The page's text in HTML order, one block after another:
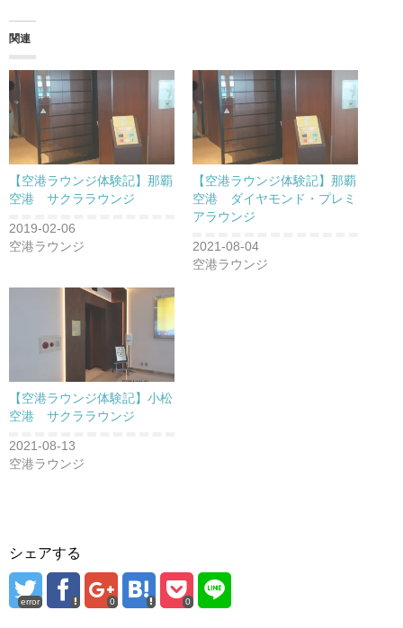
関連
【空港ラウンジ体験記】那覇
空港 サクララウンジ
2019-02-06
空港ラウンジ
【空港ラウンジ体験記】那覇
空港 ダイヤモンド・プレミ
アラウンジ
2021-08-04
空港ラウンジ
【空港ラウンジ体験記】小松
空港 サクララウンジ
2021-08-13
空港ラウンジ
シェアする
error 0 0